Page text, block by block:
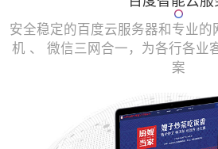
安全稳定的百度云服务器和专业
机 、 微信三网合一，为各行各业
案